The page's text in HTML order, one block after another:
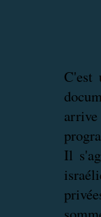
C'est
Il